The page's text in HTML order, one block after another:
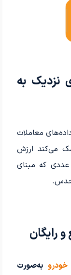
نزدیک به
معاملات
می‌کند ارزش
عددی که مبنای
حدس.
رایگان
خودروبه‌صورت